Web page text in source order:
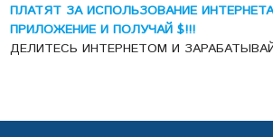
ПЛАТЯТ ЗА ИСПОЛЬЗОВАНИЕ
ПРИЛОЖЕНИЕ И ПОЛУЧАЙ $!!!
ДЕЛИТЕСЬ ИНТЕРНЕТОМ И